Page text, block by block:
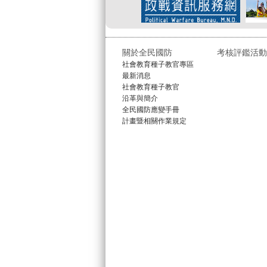
關於全民國防
社會教育種子教官專區
最新消息
社會教育種子教官
沿革與簡介
全民國防應變手冊
計畫暨相關作業規定
考核評鑑活動